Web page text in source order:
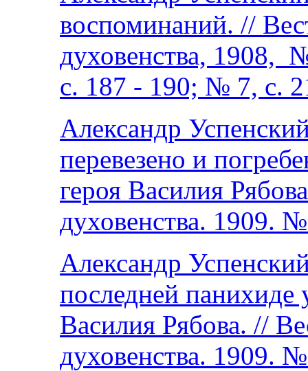
воспоминаний. //
духовенства, 1908,
с. 187 - 190; № 7, с.
Александр
перевезено и
героя Василия
духовенства. 1909.
Александр
последней панихиде
Василия Рябова. //
духовенства. 1909.